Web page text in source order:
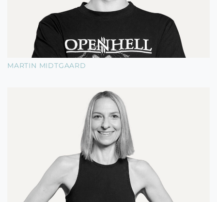
MARTIN MIDTGAARD